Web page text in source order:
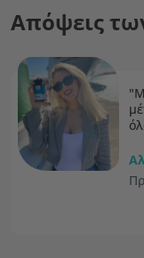
Απόψεις